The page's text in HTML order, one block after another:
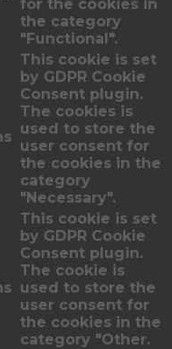
for the cookies in
the category
"Functional".
This cookie is set
by GDPR Cookie
Consent plugin.
The cookies is
used to store the
user consent for
the cookies in the
category
"Necessary".
This cookie is set
by GDPR Cookie
Consent plugin.
The cookie is
used to store the
user consent for
the cookies in the
category "Other.